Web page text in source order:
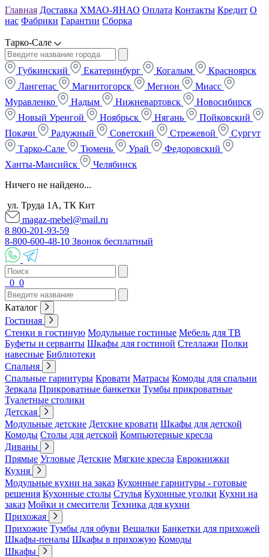
Главная Доставка ХМАО-ЯНАО Оплата Контакты Кредит О
нас Фабрики Гарантии Сборка
Тарко-Сале
Губкинский Екатеринбург Когалым
Красноярск
Лангепас
Магнитогорск Мегион
Миасс
Муравленко
Надым Нижневартовск
Новосибирск
Новый Уренгой
Ноябрьск Нягань
Пойковский
Покачи
Радужный Советский Стрежевой
Сургут
Тарко-Сале
Тюмень Урай
Федоровский
Ханты-Мансийск
Челябинск
Ничего не найдено...
ул. Труда 1А, ТК Кит
magaz-mebel@mail.ru
8 800-201-93-59
8-800-600-48-10 Звонок бесплатный
0 0
Каталог
Гостиная
Стенки в гостиную Модульные гостиные Мебель для ТВ
Буфеты и серванты Шкафы для гостиной Стеллажи Полки
навесные Библиотеки
Спальня
Спальные гарнитуры Кровати Матрасы Комоды для спальни
Зеркала Прикроватные банкетки Тумбы прикроватные
Туалетные столики
Детская
Модульные детские Детские кровати Шкафы для детской
Комоды Столы для детской Компьютерные кресла
Диваны
Прямые Угловые Детские Мягкие кресла Еврокнижки
Кухня
Модульные кухни на заказ Кухонные гарнитуры - готовые
решения Кухонные столы Стулья Кухонные уголки Кухни на
заказ Мойки и смесители Техника для кухни
Прихожая
Прихожие Тумбы для обуви Вешалки Банкетки для прихожей
Шкафы-пеналы Шкафы в прихожую Комоды
Шкафы